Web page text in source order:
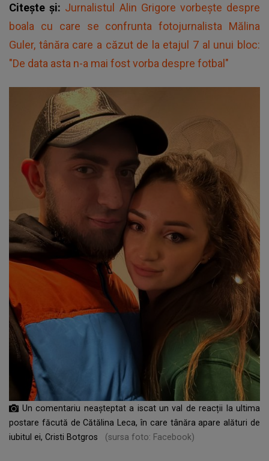
Citește și: Jurnalistul Alin Grigore vorbește despre
boala cu care se confrunta fotojurnalista Mălina
Guler, tânăra care a căzut de la etajul 7 al unui bloc:
"De data asta n-a mai fost vorba despre fotbal"
Un comentariu neașteptat a iscat un val de reacții la ultima
postare făcută de Cătălina Leca, în care tânăra apare alături de
iubitul ei, Cristi Botgros
(sursa foto: Facebook)